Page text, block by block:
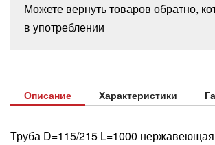
Можете вернуть товаров обратно,
в употреблении
Описание Характеристики
Труба D=115/215 L=1000